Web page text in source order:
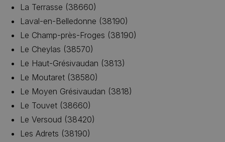
La Terrasse (38660)
Laval-en-Belledonne (38190)
Le Champ-près-Froges (38190)
Le Cheylas (38570)
Le Haut-Grésivaudan (3813)
Le Moutaret (38580)
Le Moyen Grésivaudan (3818)
Le Touvet (38660)
Le Versoud (38420)
Les Adrets (38190)